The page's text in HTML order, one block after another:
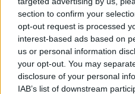
section to confirm your
opt-out request is processed
interest-based ads based on
us or personal information
your opt-out. You may
disclosure of your personal
IAB’s list of downstream